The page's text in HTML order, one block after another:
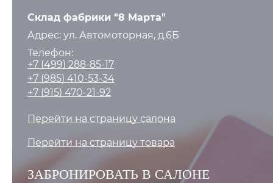
Склад фабрики "8 Марта"
Адрес: ул. Автомоторная, д.6Б
Телефон:
+7 (499) 288-85-17
+7 (985) 410-53-34
+7 (915) 470-21-92
Перейти на страницу салона
Перейти на страницу товара
ЗАБРОНИРОВАТЬ В САЛОНЕ